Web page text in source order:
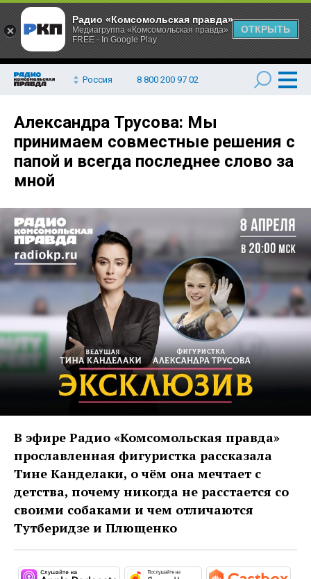
Россия 8 800 200 97 02
Александра Трусова: Мы
принимаем совместные решения с
папой и всегда последнее слово за
мной
В эфире Радио «Комсомольская правда»
прославленная фигуристка рассказала
Тине Канделаки, о чём она мечтает с
детства, почему никогда не расстается со
своими собаками и чем отличаются
Тутберидзе и Плющенко
Радио «Комсомольская правда»
Медиагруппа «Комсомольская правда»
FREE - In Google Play
ОТКРЫТЬ